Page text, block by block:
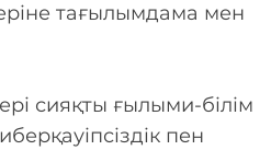
тағылымдама мен
сияқты ғылыми-білім
пен